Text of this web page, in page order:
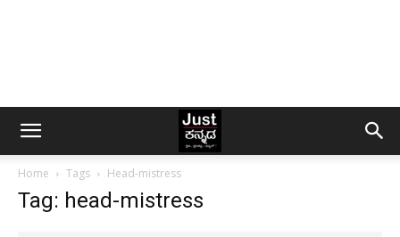
Home Tags Head-mistress
Tag: head-mistress